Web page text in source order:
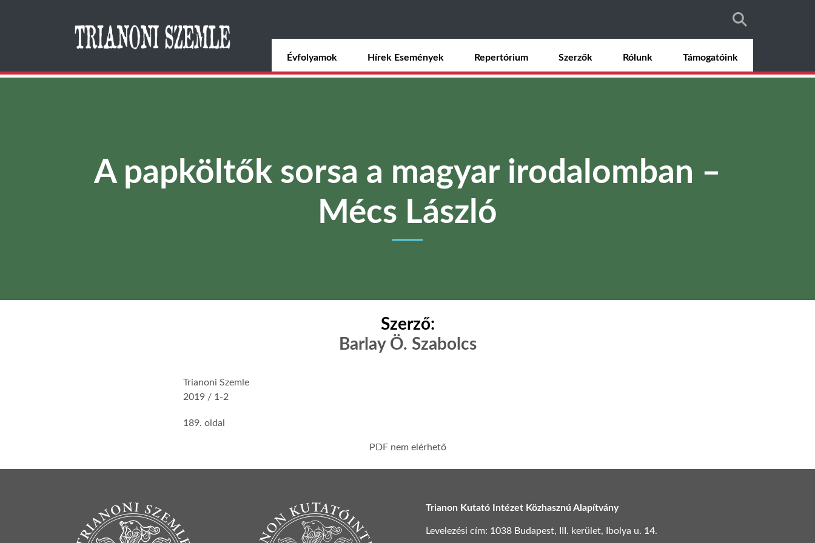
tartalomra
Évfolyamok Hírek Események Repertórium Szerzők Rólunk Támogatóink
A papköltők sorsa a magyar irodalomban –
Mécs László
Szerző:
Barlay Ö. Szabolcs
Trianoni Szemle
2019 / 1-2
189. oldal
PDF nem elérhető
Trianon Kutató Intézet Közhasznú Alapítvány
Levelezési cím: 1038 Budapest, III. kerület, Ibolya u. 14.